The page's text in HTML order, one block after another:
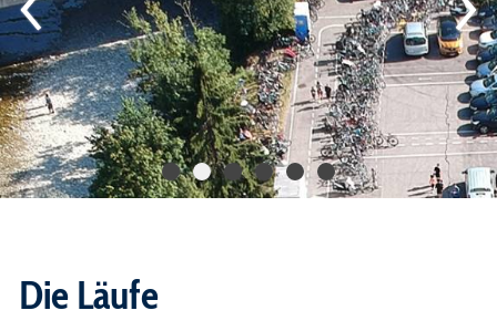
Rangliste
Fotos
News
Ingold Rönners Team
Trophy
OK EmmenLauf
Zu der Anreise
Die Läufe